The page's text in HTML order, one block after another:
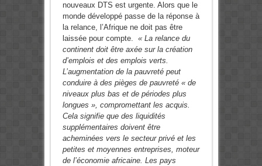
nouveaux DTS est urgente. Alors que le
monde développé passe de la réponse à
la relance, l’Afrique ne doit pas être
laissée pour compte. « La relance du
continent doit être axée sur la création
d’emplois et des emplois verts.
L’augmentation de la pauvreté peut
conduire à des pièges de pauvreté « de
niveaux plus bas et de périodes plus
longues », compromettant les acquis.
Cela signifie que des liquidités
supplémentaires doivent être
acheminées vers le secteur privé et les
petites et moyennes entreprises, moteur
de l’économie africaine. Les pays